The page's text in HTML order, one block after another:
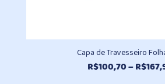
Capa de Travesseiro
R$100,70–R$